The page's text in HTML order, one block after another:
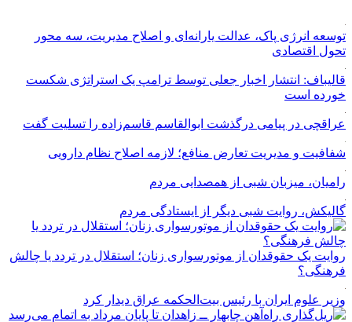
توسعه انرژی پاک، عدالت یارانه‌ای و اصلاح مدیریت، سه محور
تحول اقتصادی
قالیباف: انتشار اخبار جعلی توسط ترامپ یک استراتژی شکست
خورده است
عراقچی در پیامی درگذشت ابوالقاسم قاسم‌زاده را تسلیت گفت
شفافیت و مدیریت تعارض منافع؛ لازمه اصلاح نظام دارویی
رامیان، میزبان شبی از همصدایی مردم
گالیکش، روایت شبی دیگر از ایستادگی مردم
روایت یک حقوقدان از موتورسواری زنان؛ استقلال در تردد یا چالش
فرهنگی؟
وزیر علوم ایران با رئیس بیت‌الحکمه عراق دیدار کرد